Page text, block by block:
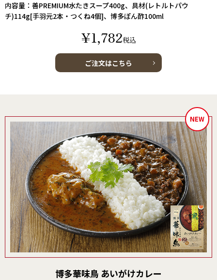
内容量：善PREMIUM水たきスープ400g、具材(レトルトパウ
チ)114g[手羽元2本・つくね4個]、博多ぽん酢100ml
¥1,782税込
ご注文はこちら
NEW
博多華味鳥 あいがけカレー